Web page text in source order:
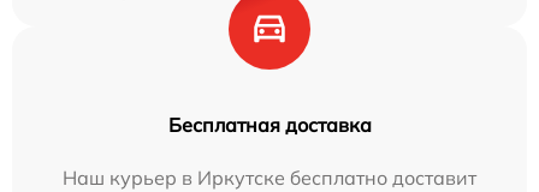
Бесплатная доставка
Наш курьер в Иркутске бесплатно доставит